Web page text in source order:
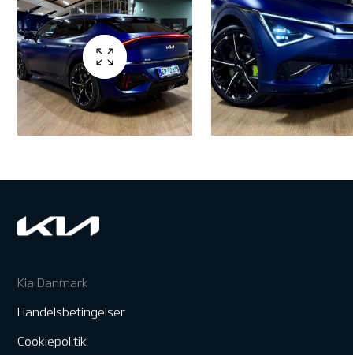
Kia Danmark
Handelsbetingelser
Cookiepolitik